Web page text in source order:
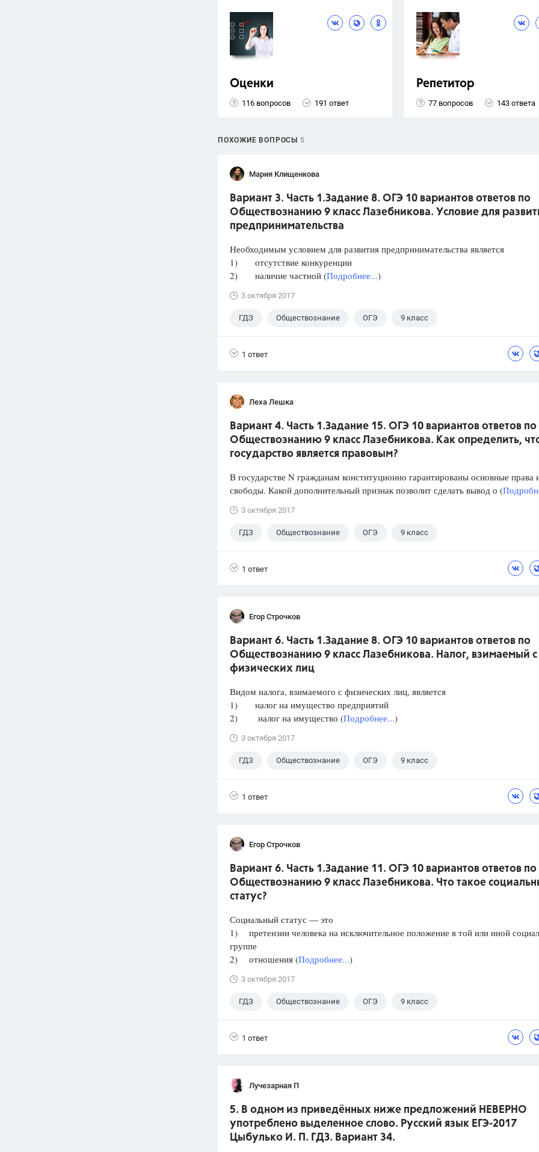
Оценки
116 вопросов 191 ответ
Репетитор
77 вопросов 143 ответа
ПОХОЖИЕ ВОПРОСЫ 5
Мария Клищенкова
Вариант 3. Часть 1.Задание 8. ОГЭ 10 вариантов ответов по
Обществознанию 9 класс Лазебникова. Условие для
предпринимательства
Необходимым условием для развития предпринимательства является
1) отсутствие конкуренции
2) наличие частной (Подробнее...)
3 октября 2017
ГДЗ Обществознание ОГЭ 9 класс
1 ответ
Леха Лешка
Вариант 4. Часть 1.Задание 15. ОГЭ 10 вариантов ответов по
Обществознанию 9 класс Лазебникова. Как определить,
государство является правовым?
В государстве N гражданам конституционно гарантированы основные права
свободы. Какой дополнительный признак позволит сделать вывод о (
3 октября 2017
ГДЗ Обществознание ОГЭ 9 класс
1 ответ
Егор Строчков
Вариант 6. Часть 1.Задание 8. ОГЭ 10 вариантов ответов по
Обществознанию 9 класс Лазебникова. Налог, взимаемый с
физических лиц
Видом налога, взимаемого с физических лиц, является
1) налог на имущество предприятий
2) налог на имущество (Подробнее...)
3 октября 2017
ГДЗ Обществознание ОГЭ 9 класс
1 ответ
Егор Строчков
Вариант 6. Часть 1.Задание 11. ОГЭ 10 вариантов ответов по
Обществознанию 9 класс Лазебникова. Что такое
статус?
Социальный статус — это
1) претензии человека на исключительное положение в той или иной
группе
2) отношения (Подробнее...)
3 октября 2017
ГДЗ Обществознание ОГЭ 9 класс
1 ответ
Лучезарная П
5. В одном из приведённых ниже предложений НЕВЕРНО
употреблено выделенное слово. Русский язык ЕГЭ-2017
Цыбулько И. П. ГДЗ. Вариант 34.